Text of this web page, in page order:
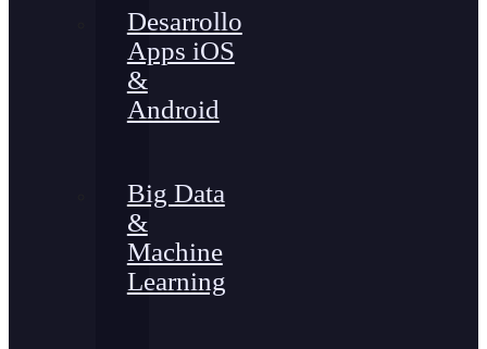
Desarrollo
Apps iOS
&
Android
Big Data
&
Machine
Learning